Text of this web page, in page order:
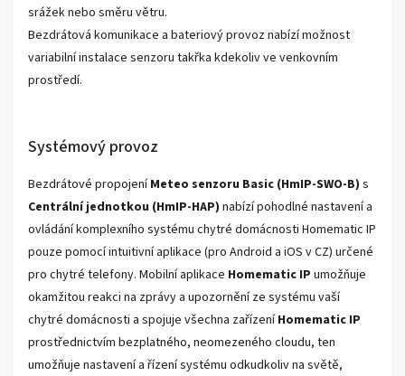
srážek nebo směru větru.
Bezdrátová komunikace a bateriový provoz nabízí možnost
variabilní instalace senzoru takřka kdekoliv ve venkovním
prostředí.
Systémový provoz
Bezdrátové propojeníMeteo senzoru Basic (HmIP-SWO-B) s
Centrální jednotkou (HmIP-HAP) nabízí pohodlné nastavení a
ovládání komplexního systému chytré domácnosti Homematic IP
pouze pomocí intuitivní aplikace (pro Android a iOS v CZ) určené
pro chytré telefony. Mobilní aplikace Homematic IP umožňuje
okamžitou reakci na zprávy a upozornění ze systému vaší
chytré domácnosti a spojuje všechna zařízeníHomematic IP
prostřednictvím bezplatného, neomezeného cloudu, ten
umožňuje nastavení a řízení systému odkudkoliv na světě,